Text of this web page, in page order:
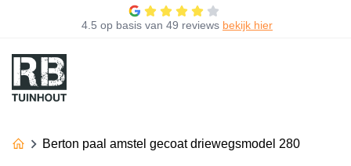
4.5 op basis van 49 reviews bekijk hier
Berton paal amstel gecoat driewegsmodel 280